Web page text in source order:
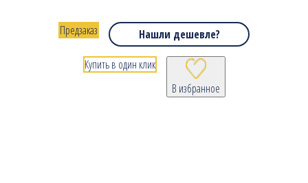
Нашли дешевле?
В избранное
Предзаказ
Купить в один клик